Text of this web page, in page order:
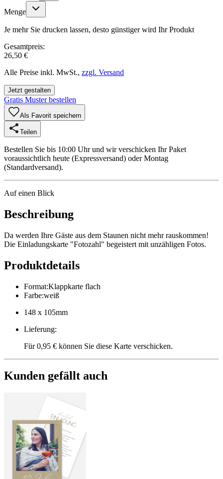
Menge
Je mehr Sie drucken lassen, desto günstiger wird Ihr Produkt
Gesamtpreis:
26,50 €
Alle Preise inkl. MwSt., zzgl. Versand
Jetzt gestalten
Gratis Muster bestellen
Als Favorit speichern
Teilen
Bestellen Sie bis 10:00 Uhr und wir verschicken Ihr Paket
voraussichtlich heute (Expressversand) oder Montag
(Standardversand).
Auf einen Blick
Beschreibung
Da werden Ihre Gäste aus dem Staunen nicht mehr rauskommen!
Die Einladungskarte "Fotozahl" begeistert mit unzähligen Fotos.
Produktdetails
Format:Klappkarte flach
Farbe:weiß
148 x 105mm
Lieferung:
Für 0,95 € können Sie diese Karte verschicken.
Kunden gefällt auch